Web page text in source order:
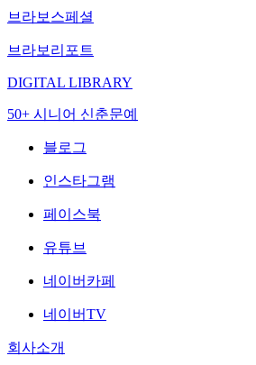
브라보스페셜
브라보리포트
DIGITAL LIBRARY
50+ 시니어 신춘문예
블로그
인스타그램
페이스북
유튜브
네이버카페
네이버TV
회사소개